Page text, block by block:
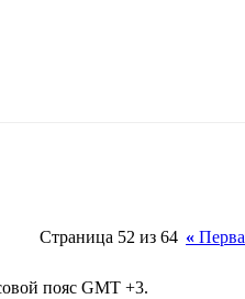
Страница 52 из 64 «
пояс GMT +3.